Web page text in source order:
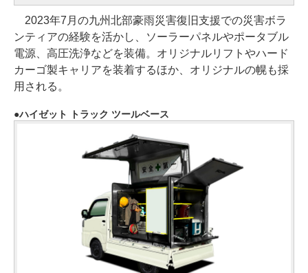
2023年7月の九州北部豪雨災害復旧支援での災害ボラ
ンティアの経験を活かし、ソーラーパネルやポータブル
電源、高圧洗浄などを装備。オリジナルリフトやハード
カーゴ製キャリアを装着するほか、オリジナルの幌も採
用される。
ハイゼット トラック ツールベース